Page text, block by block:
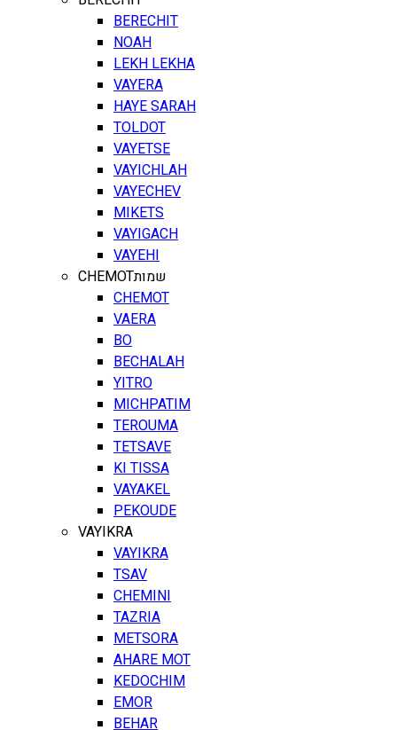
BERECHIT
NOAH
LEKH LEKHA
VAYERA
HAYE SARAH
TOLDOT
VAYETSE
VAYICHLAH
VAYECHEV
MIKETS
VAYIGACH
VAYEHI
CHEMOTשמות
CHEMOT
VAERA
BO
BECHALAH
YITRO
MICHPATIM
TEROUMA
TETSAVE
KI TISSA
VAYAKEL
PEKOUDE
VAYIKRA
VAYIKRA
TSAV
CHEMINI
TAZRIA
METSORA
AHARE MOT
KEDOCHIM
EMOR
BEHAR